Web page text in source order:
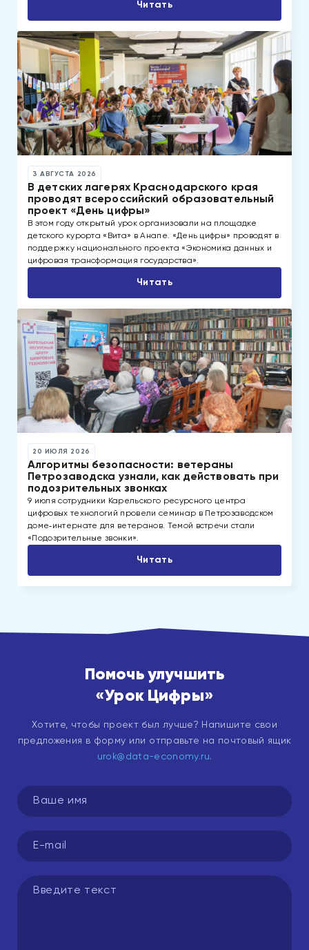
Читать
3 АВГУСТА 2026
В детских лагерях Краснодарского края
проводят всероссийский образовательный
проект «День цифры»
В этом году открытый урок организовали на площадке
детского курорта «Вита» в Анапе. «День цифры» проводят в
поддержку национального проекта «Экономика данных и
цифровая трансформация государства».
Читать
20 ИЮЛЯ 2026
Алгоритмы безопасности: ветераны
Петрозаводска узнали, как действовать при
подозрительных звонках
9 июля сотрудники Карельского ресурсного центра
цифровых технологий провели семинар в Петрозаводском
доме‑интернате для ветеранов. Темой встречи стали
«Подозрительные звонки».
Читать
Помочь улучшить
«Урок Цифры»
Хотите, чтобы проект был лучше? Напишите свои
предложения в форму или отправьте на почтовый ящик
urok@data-economy.ru.